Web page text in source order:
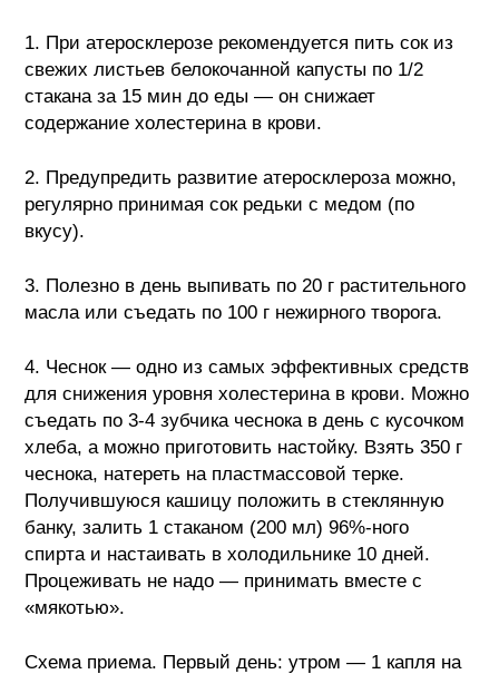
1. При атеросклерозе рекомендуется пить сок из
свежих листьев белокочанной капусты по 1/2
стакана за 15 мин до еды — он снижает
содержание холестерина в крови.
2. Предупредить развитие атеросклероза можно,
регулярно принимая сок редьки с медом (по
вкусу).
3. Полезно в день выпивать по 20 г растительного
масла или съедать по 100 г нежирного творога.
4. Чеснок — одно из самых эффективных средств
для снижения уровня холестерина в крови. Можно
съедать по 3-4 зубчика чеснока в день с кусочком
хлеба, а можно приготовить настойку. Взять 350 г
чеснока, натереть на пластмассовой терке.
Получившуюся кашицу положить в стеклянную
банку, залить 1 стаканом (200 мл) 96%-ного
спирта и настаивать в холодильнике 10 дней.
Процеживать не надо — принимать вместе с
«мякотью».
Схема приема. Первый день: утром — 1 капля на